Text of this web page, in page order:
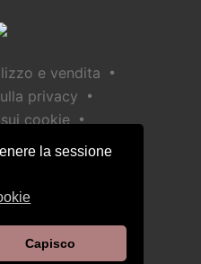
la sessione
Capisco
e vendita •
privacy •
cookie •
dei bambini